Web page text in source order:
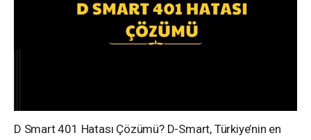
D Smart 401 Hatası Çözümü? D-Smart, Türkiye’nin en